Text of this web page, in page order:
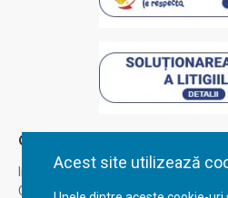
Acest site utilizează
Contul Meu
Inregistrare
Contul meu